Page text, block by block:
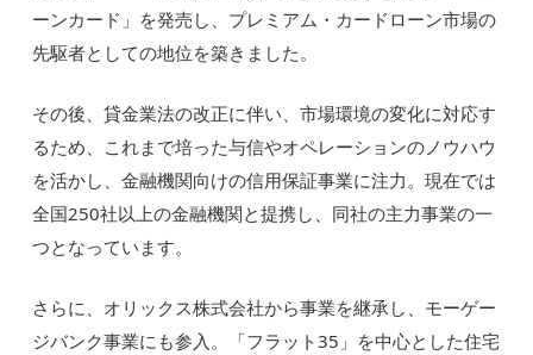
ーンカード」を発売し、プレミアム・カードローン市場の
先駆者としての地位を築きました。
その後、貸金業法の改正に伴い、市場環境の変化に対応す
るため、これまで培った与信やオペレーションのノウハウ
を活かし、金融機関向けの信用保証事業に注力。現在では
全国250社以上の金融機関と提携し、同社の主力事業の一
つとなっています。
さらに、オリックス株式会社から事業を継承し、モーゲー
ジバンク事業にも参入。「フラット35」を中心とした住宅